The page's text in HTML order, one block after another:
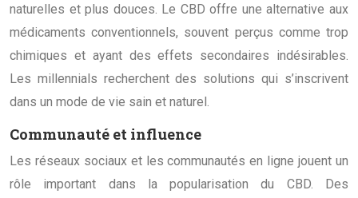
naturelles et plus douces. Le CBD offre une alternative aux
médicaments conventionnels, souvent perçus comme trop
chimiques et ayant des effets secondaires indésirables.
Les millennials recherchent des solutions qui s’inscrivent
dans un mode de vie sain et naturel.
Communauté et influence
Les réseaux sociaux et les communautés en ligne jouent un
rôle important dans la popularisation du CBD. Des